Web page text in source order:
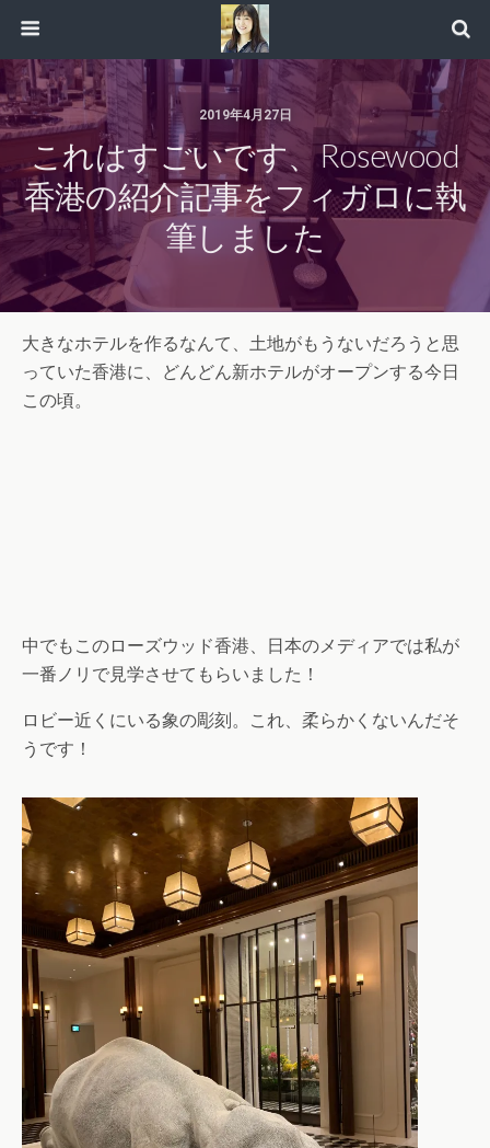
2019年4月27日
これはすごいです、Rosewood
香港の紹介記事をフィガロに執
筆しました
大きなホテルを作るなんて、土地がもうないだろうと思
っていた香港に、どんどん新ホテルがオープンする今日
この頃。
中でもこのローズウッド香港、日本のメディアでは私が
一番ノリで見学させてもらいました！
ロビー近くにいる象の彫刻。これ、柔らかくないんだそ
うです！